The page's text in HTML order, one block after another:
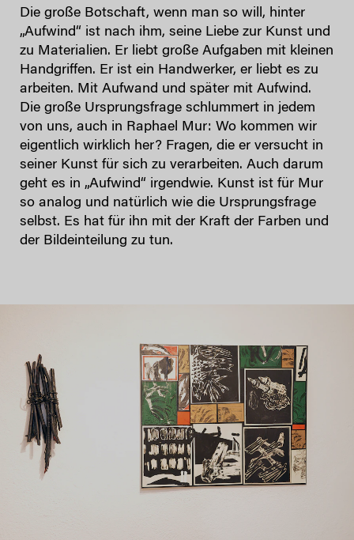
Die große Botschaft, wenn man so will, hinter
„Aufwind“ ist nach ihm, seine Liebe zur Kunst und
zu Materialien. Er liebt große Aufgaben mit kleinen
Handgriffen. Er ist ein Handwerker, er liebt es zu
arbeiten. Mit Aufwand und später mit Aufwind.
Die große Ursprungsfrage schlummert in jedem
von uns, auch in Raphael Mur: Wo kommen wir
eigentlich wirklich her? Fragen, die er versucht in
seiner Kunst für sich zu verarbeiten. Auch darum
geht es in „Aufwind“ irgendwie. Kunst ist für Mur
so analog und natürlich wie die Ursprungsfrage
selbst. Es hat für ihn mit der Kraft der Farben und
der Bildeinteilung zu tun.